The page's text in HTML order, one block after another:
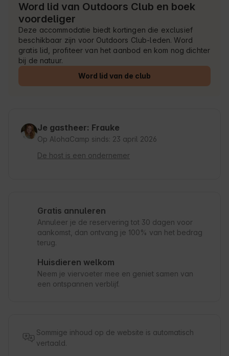
Word lid van Outdoors Club en boek
voordeliger
Deze accommodatie biedt kortingen die exclusief
beschikbaar zijn voor Outdoors Club-leden. Word
gratis lid, profiteer van het aanbod en kom nog dichter
bij de natuur.
Word lid van de club
Je gastheer: Frauke
Op AlohaCamp sinds: 23 april 2026
De host is een ondernemer
Gratis annuleren
Annuleer je de reservering tot 30 dagen voor
aankomst, dan ontvang je 100% van het bedrag
terug.
Huisdieren welkom
Neem je viervoeter mee en geniet samen van
een ontspannen verblijf.
Sommige inhoud op de website is automatisch
vertaald.